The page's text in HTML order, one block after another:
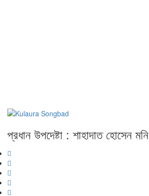
প্রধান উপদেষ্টা : শাহাদাত হোসেন মনি